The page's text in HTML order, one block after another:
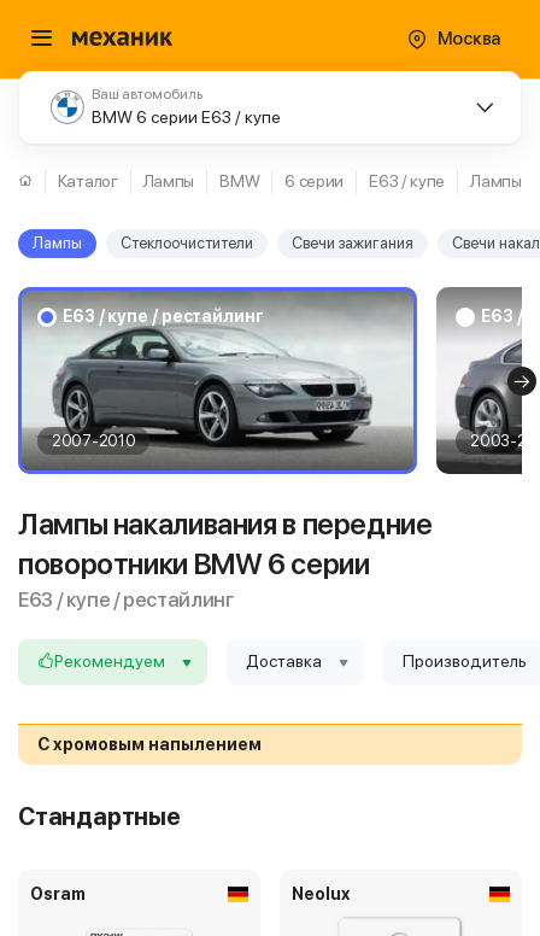
Москва
Ваш автомобиль
BMW 6 серии E63 / купе
Каталог Лампы BMW 6 серии E63 / купе Лампы
Лампы Стеклоочистители Свечи зажигания Свечи
E63 / купе / рестайлинг
2007-2010
E63 /
2003-
Лампы накаливания в передние
поворотники BMW 6 серии
E63 / купе / рестайлинг
Рекомендуем Доставка Производитель
С хромовым напылением
Стандартные
Osram Neolux